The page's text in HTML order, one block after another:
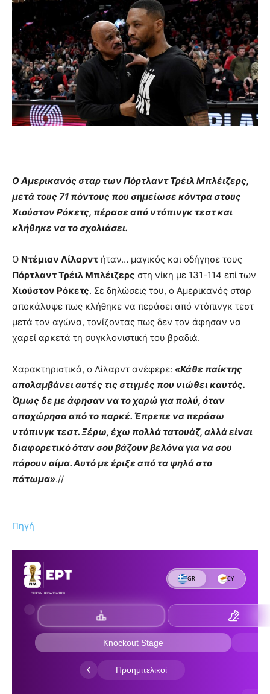
Ο Αμερικανός σταρ των Πόρτλαντ Τρέιλ Μπλέιζερς,
μετά τους 71 πόντους που σημείωσε κόντρα στους
Χιούστον Ρόκετς, πέρασε από ντόπινγκ τεστ και
κλήθηκε να το σχολιάσει.
Ο Ντέμιαν Λίλαρντ ήταν… μαγικός και οδήγησε τους
Πόρτλαντ Τρέιλ Μπλέιζερς στη νίκη με 131-114 επί των
Χιούστον Ρόκετς. Σε δηλώσεις του, ο Αμερικανός σταρ
αποκάλυψε πως κλήθηκε να περάσει από ντόπινγκ τεστ
μετά τον αγώνα, τονίζοντας πως δεν τον άφησαν να
χαρεί αρκετά τη συγκλονιστική του βραδιά.
Χαρακτηριστικά, ο Λίλαρντ ανέφερε: «Κάθε παίκτης
απολαμβάνει αυτές τις στιγμές που νιώθει καυτός.
Όμως δε με άφησαν να το χαρώ για πολύ, όταν
αποχώρησα από το παρκέ. Έπρεπε να περάσω
ντόπινγκ τεστ. Ξέρω, έχω πολλά τατουάζ, αλλά είναι
διαφορετικό όταν σου βάζουν βελόνα για να σου
πάρουν αίμα. Αυτό με έριξε από τα ψηλά στο
πάτωμα».//
Πηγή